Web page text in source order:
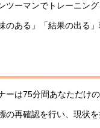
ーマンでトレーニング
ある」「結果の出る
は75分間あなただけの
再確認を行い、現状